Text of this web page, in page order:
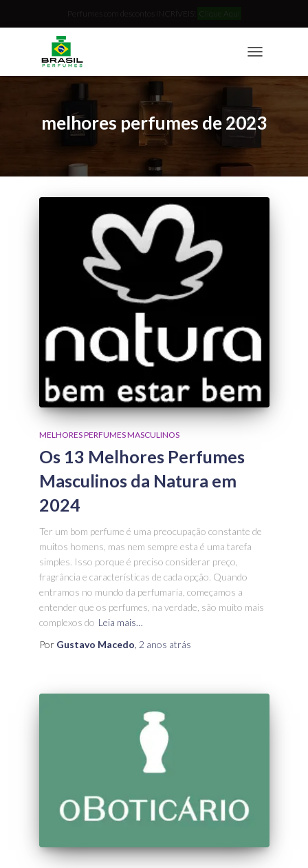
Perfumes com descontos INCRÍVEIS! Clique Aqui
NAVIGATION
melhores perfumes de 2023
MELHORES PERFUMES MASCULINOS
Os 13 Melhores Perfumes
Masculinos da Natura em
2024
Ter um bom perfume é uma preocupação constante de
muitos homens, mas nem sempre esta é uma tarefa
simples. Isso porque é preciso considerar preço,
fragrância e características de cada opção. Quando
entramos no mundo da perfumaria, começamos a
entender que os perfumes, na verdade, são muito mais
complexos do Leia mais…
Por Gustavo Macedo 2 anos atrás